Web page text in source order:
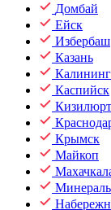
Домбай
Ейск
Избербаш
Казань
Каспийск
Кизилюрт
Крымск
Майкоп